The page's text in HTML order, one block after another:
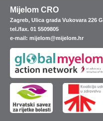
Mijelom CRO
Zagreb, Ulica grada Vukovara 226 G
tel./fax. 01 5509805
e-mail: mijelom@mijelom.hr